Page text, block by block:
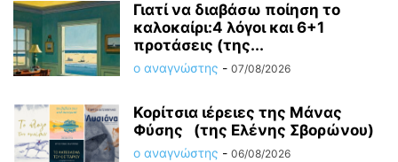
Γιατί να διαβάσω ποίηση το
καλοκαίρι:4 λόγοι και 6+1
προτάσεις (της...
ο αναγνώστης - 07/08/2026
Κορίτσια ιέρειες της Μάνας
Φύσης (της Ελένης Σβορώνου)
ο αναγνώστης - 06/08/2026